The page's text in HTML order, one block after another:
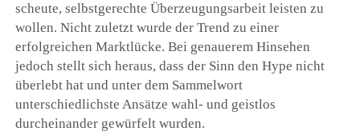
scheute, selbstgerechte Überzeugungsarbeit leisten zu
wollen. Nicht zuletzt wurde der Trend zu einer
erfolgreichen Marktlücke. Bei genauerem Hinsehen
jedoch stellt sich heraus, dass der Sinn den Hype nicht
überlebt hat und unter dem Sammelwort
unterschiedlichste Ansätze wahl- und geistlos
durcheinander gewürfelt wurden.